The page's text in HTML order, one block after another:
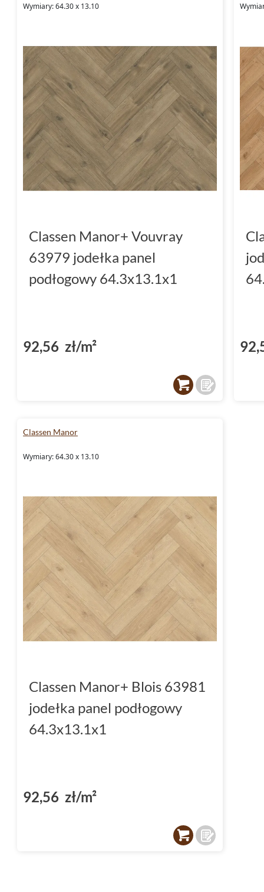
Wymiary: 64.30 x 13.10
Classen Manor+ Vouvray
63979 jodełka panel
podłogowy 64.3x13.1x1
92,56 zł/m²
Classen Manor
Wymiary: 64.30 x 13.10
Classen Manor+ Blois 63981
jodełka panel podłogowy
64.3x13.1x1
92,56 zł/m²